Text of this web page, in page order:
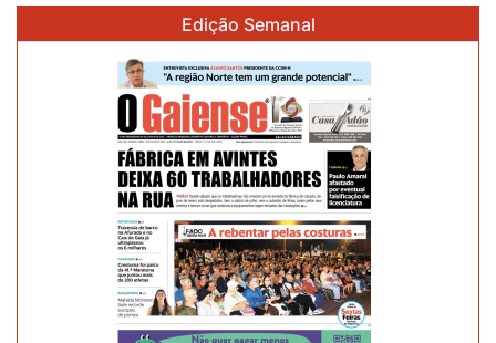
continua
Camisola
Amarela
segunda
etapa
Edição Semanal